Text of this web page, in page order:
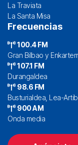
La Traviata
La Santa Misa
Frecuencias
100.4 FM
Gran Bilbao y
107.1 FM
Durangaldea
98.6 FM
Busturialdea, Lea-
900 AM
Onda media